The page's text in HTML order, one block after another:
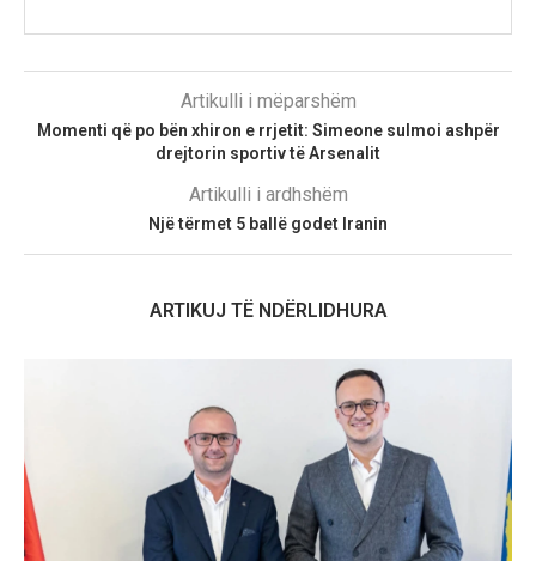
Artikulli i mëparshëm
Momenti që po bën xhiron e rrjetit: Simeone sulmoi ashpër
drejtorin sportiv të Arsenalit
Artikulli i ardhshëm
Një tërmet 5 ballë godet Iranin
ARTIKUJ TË NDËRLIDHURA